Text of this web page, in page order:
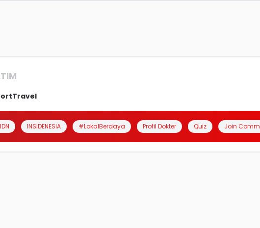
Travel
INSIDENESIA #LokalBerdaya Profil Dokter Quiz Join